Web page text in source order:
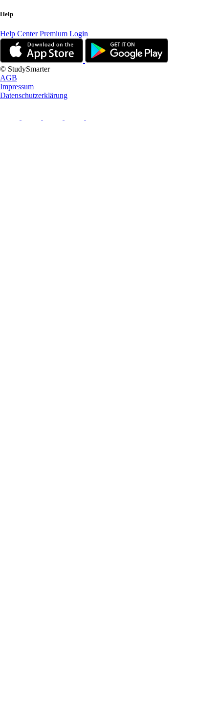
Help
Help CenterPremium Login
© StudySmarter
AGB
Impressum
Datenschutzerklärung